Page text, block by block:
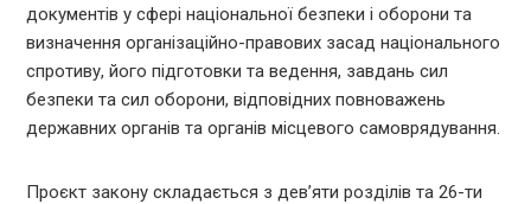
документів у сфері національної безпеки і оборони та
визначення організаційно-правових засад національного
спротиву, його підготовки та ведення, завдань сил
безпеки та сил оборони, відповідних повноважень
державних органів та органів місцевого самоврядування.
Проєкт закону складається з дев’яти розділів та 26-ти